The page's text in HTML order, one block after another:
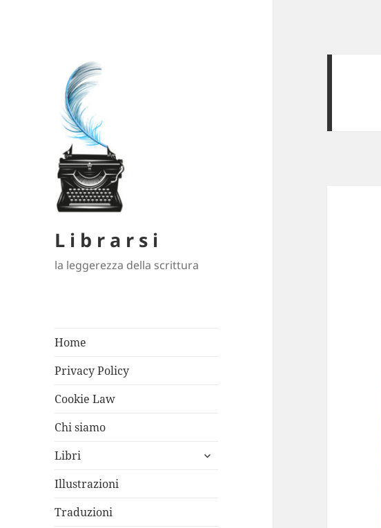
L i b r a r s i
la leggerezza della scrittura
Home
Privacy Policy
Cookie Law
Chi siamo
Libri
apri
Illustrazioni
Traduzioni